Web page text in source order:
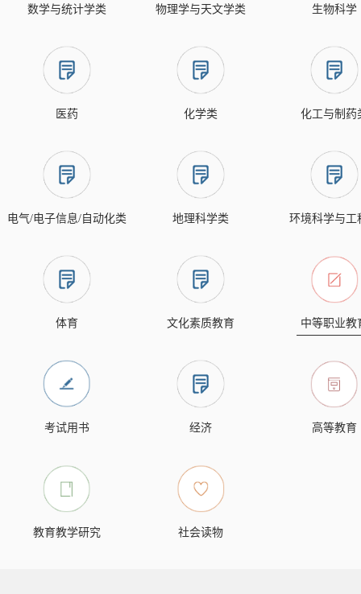
数学与统计学类 物理学与天文学类 生物科学
医药 化学类 化工与制药
电气/电子信息/自动化类 地理科学类 环境科学与工
体育 文化素质教育 中等职业教
考试用书 经济 高等教育
教育教学研究 社会读物